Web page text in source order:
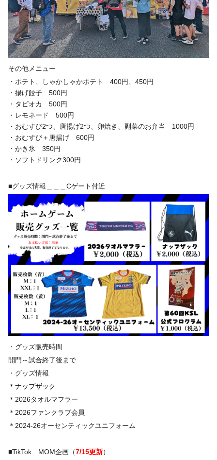
その他メニュー
・ポテト、しゃかしゃかポテト 400円、450円
・揚げ餃子 500円
・タピオカ 500円
・レモネード 500円
・おむすび2つ、唐揚げ2つ、卵焼き、副菜のお弁当 1000円
・おむすび＋唐揚げ 600円
・かき氷 350円
・ソフトドリンク300円
■グッズ情報＿＿＿Cゲート付近
・グッズ販売時間
開門～試合終了後まで
・グッズ情報
＊ナップザック
＊2026タオルマフラー
＊2026ファンクラブ会員
＊2024-26オーセンティックユニフォーム
■TikTok MOM企画（7/15更新）